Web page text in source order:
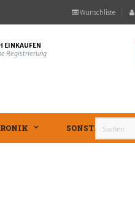
Wunschliste
EINKAUFEN
Registrierung
SONSTIGES